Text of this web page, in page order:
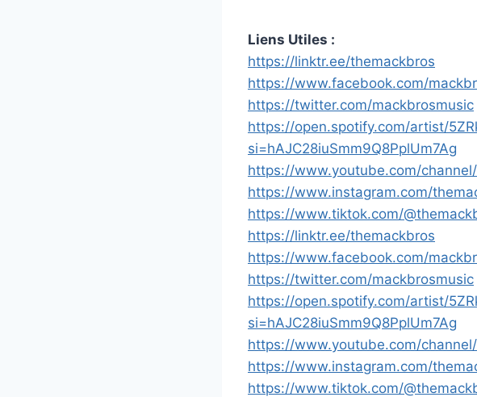
Liens Utiles :
https://linktr.ee/themackbros
https://www.facebook.com/
https://twitter.com/mackbrosmusic
https://open.spotify.com/artist/
si=hAJC28iuSmm9Q8PplUm7Ag
https://www.youtube.com/channel/
https://www.instagram.com/
https://www.tiktok.com/
https://linktr.ee/themackbros
https://www.facebook.com/
https://twitter.com/mackbrosmusic
https://open.spotify.com/artist/
si=hAJC28iuSmm9Q8PplUm7Ag
https://www.youtube.com/channel/
https://www.instagram.com/
https://www.tiktok.com/